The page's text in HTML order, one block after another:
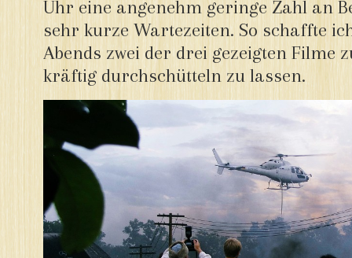
Uhr eine angenehm geringe Zahl an
sehr kurze Wartezeiten. So schaffte
Abends zwei der drei gezeigten Filme
kräftig durchschütteln zu lassen.